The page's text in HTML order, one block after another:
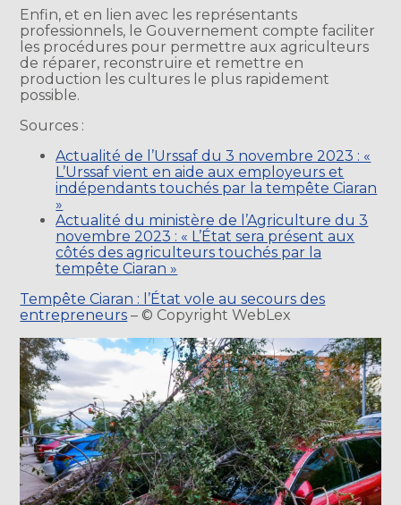
Enfin, et en lien avec les représentants
professionnels, le Gouvernement compte faciliter
les procédures pour permettre aux agriculteurs
de réparer, reconstruire et remettre en
production les cultures le plus rapidement
possible.
Sources :
Actualité de l’Urssaf du 3 novembre 2023 : «
L’Urssaf vient en aide aux employeurs et
indépendants touchés par la tempête Ciaran
»
Actualité du ministère de l’Agriculture du 3
novembre 2023 : « L’État sera présent aux
côtés des agriculteurs touchés par la
tempête Ciaran »
Tempête Ciaran : l’État vole au secours des
entrepreneurs – © Copyright WebLex